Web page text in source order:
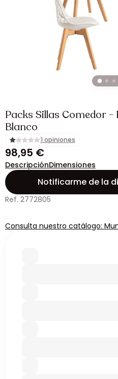
Packs Sillas Comedor
Blanco
1 opiniones
98,95 €
DescripciónDimensiones
Notificarme de la
Ref. 2772805
Consulta nuestro catálogo: